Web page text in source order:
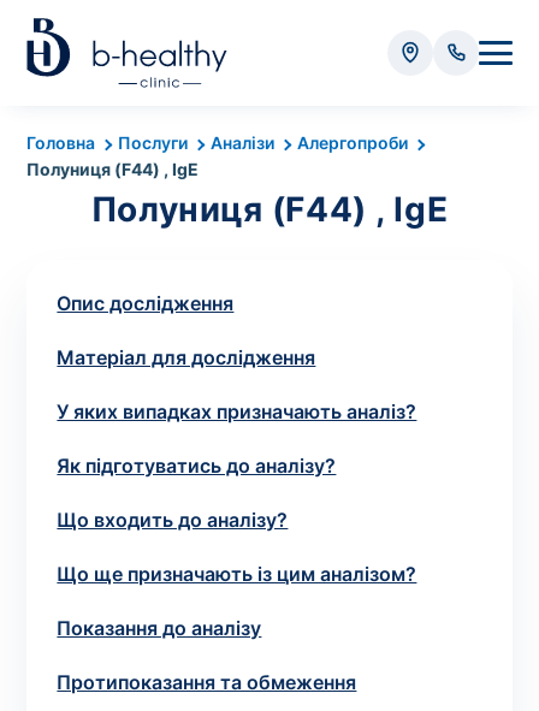
Головна Послуги Аналізи
Алергопроби
Полуниця (F44) , IgE
Полуниця (F44) , IgE
Опис дослідження
Матеріал для дослідження
У яких випадках призначають аналіз?
Як підготуватись до аналізу?
Що входить до аналізу?
Що ще призначають із цим аналізом?
Показання до аналізу
Протипоказання та обмеження
Аналізи
* Додатково оплачується (залежно від виду аналізу):
Вартість забору крові - 50 грн
потрібний. Виняток становлять мазки та
виконує лікар – необхідийзапис до фахівця